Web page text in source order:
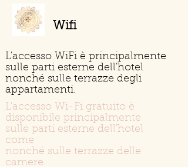
Wifi
L'accesso WiFi è principalmente
sulle parti esterne dell'hotel
nonché sulle terrazze degli
appartamenti.
L'accesso Wi-Fi gratuito è
disponibile principalmente
sulle parti esterne dell'hotel
come
nonché sulle terrazze delle
camere.